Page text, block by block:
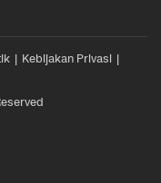
Kebijakan Privasi